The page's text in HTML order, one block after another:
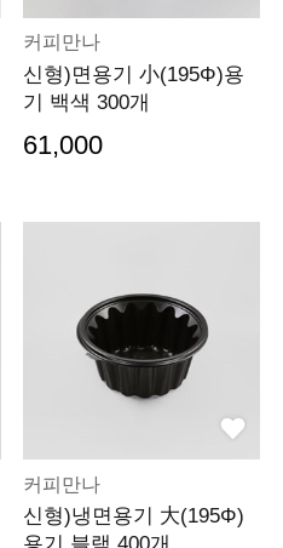
커피만나
신형)면용기 小(195Φ)용
기 백색 300개
61,000
커피만나
신형)냉면용기 大(195Φ)